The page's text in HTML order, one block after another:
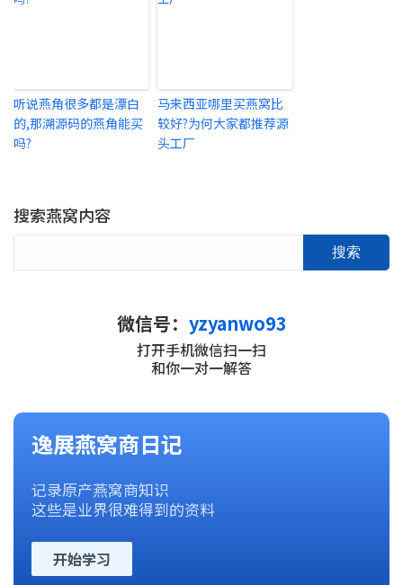
听说燕角很多都是漂白
的,那溯源码的燕角能买
吗?
马来西亚哪里买燕窝比
较好?为何大家都推荐源
头工厂
搜索燕窝内容
搜索
微信号： yzyanwo93
打开手机微信扫一扫
和你一对一解答
逸展燕窝商日记
记录原产燕窝商知识
这些是业界很难得到的资料
开始学习